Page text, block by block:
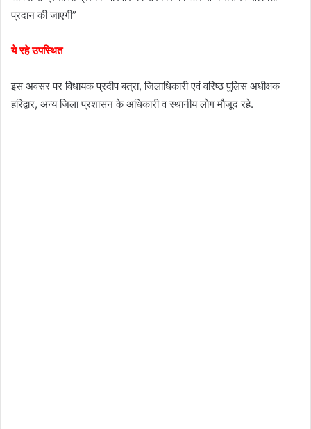
प्रदान की जाएगी”
ये रहे उपस्थित
इस अवसर पर विधायक प्रदीप बत्रा, जिलाधिकारी एवं वरिष्ठ पुलिस अधीक्षक
हरिद्वार, अन्य जिला प्रशासन के अधिकारी व स्थानीय लोग मौजूद रहे.